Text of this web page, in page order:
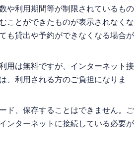
や利用期間等が制限されているもの
ことができたものが表示されなくな
も貸出や予約ができなくなる場合が
用は無料ですが、インターネット接
、利用される方のご負担になりま
ド、保存することはできません。ご
ンターネットに接続している必要が